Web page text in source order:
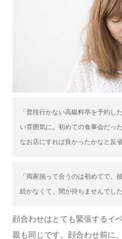
「普段行かない高級料亭を予約し
い雰囲気に。初めての食事会だっ
なお店にすれば良かったかなと反
「両家揃って合うのは初めてで、
続かなくて、間が持ちませんでし
顔合わせはとても緊張するイ
親も同じです。顔合わせ前に